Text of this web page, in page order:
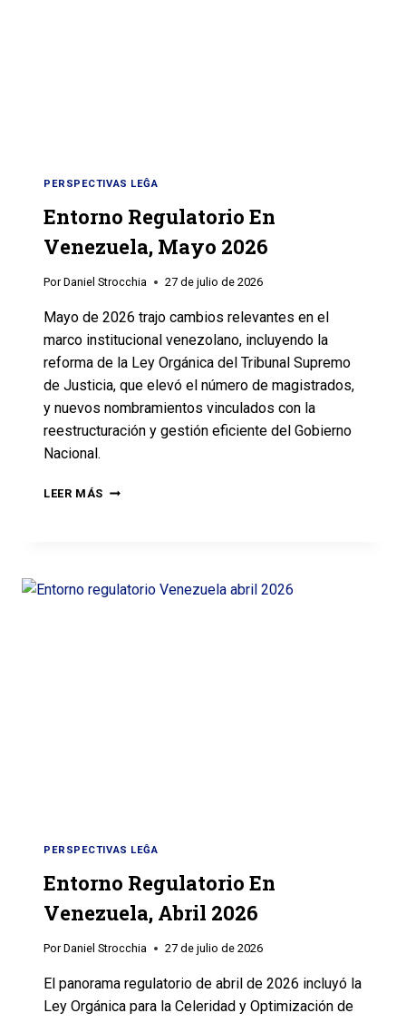
PERSPECTIVAS LEĜA
Entorno Regulatorio En
Venezuela, Mayo 2026
Por Daniel Strocchia 27 de julio de 2026
Mayo de 2026 trajo cambios relevantes en el
marco institucional venezolano, incluyendo la
reforma de la Ley Orgánica del Tribunal Supremo
de Justicia, que elevó el número de magistrados,
y nuevos nombramientos vinculados con la
reestructuración y gestión eficiente del Gobierno
Nacional.
LEER MÁS
PERSPECTIVAS LEĜA
Entorno Regulatorio En
Venezuela, Abril 2026
Por Daniel Strocchia 27 de julio de 2026
El panorama regulatorio de abril de 2026 incluyó la
Ley Orgánica para la Celeridad y Optimización de